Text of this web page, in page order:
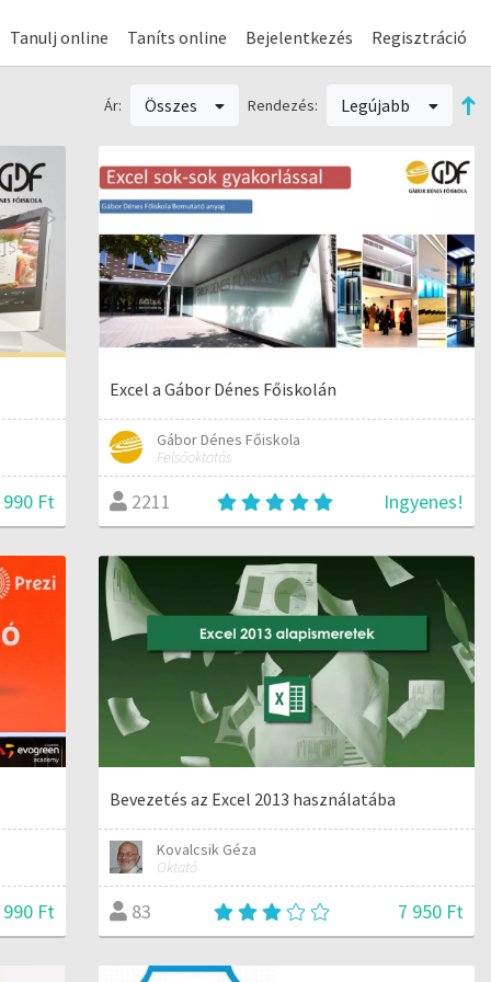
Tanulj online Taníts online Bejelentkezés Regisztráció
Ár: Összes Rendezés: Legújabb
Ft
Excel a Gábor Dénes Főiskolán
Gábor Dénes Főiskola
Felsőoktatás
2211 Ingyenes!
Ft
Bevezetés az Excel 2013 használatába
Kovalcsik Géza
Oktató
83 7 950 Ft